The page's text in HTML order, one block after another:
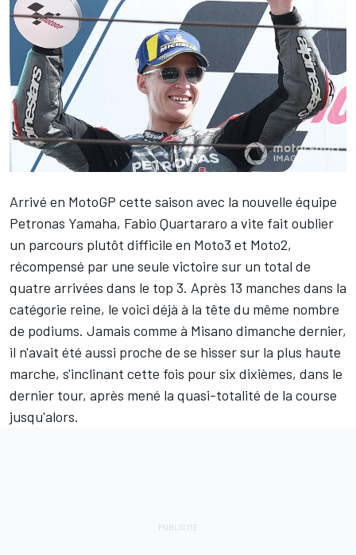
Arrivé en MotoGP cette saison avec la nouvelle équipe
Petronas Yamaha, Fabio Quartararo a vite fait oublier
un parcours plutôt difficile en Moto3 et Moto2,
récompensé par une seule victoire sur un total de
quatre arrivées dans le top 3. Après 13 manches dans la
catégorie reine, le voici déjà à la tête du même nombre
de podiums. Jamais comme à Misano dimanche dernier,
il n'avait été aussi proche de se hisser sur la plus haute
marche, s'inclinant cette fois pour six dixièmes, dans le
dernier tour, après mené la quasi-totalité de la course
jusqu'alors.